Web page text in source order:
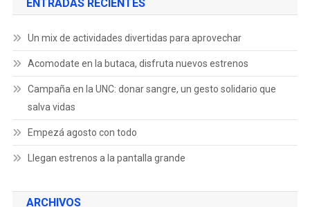
ENTRADAS RECIENTES
Un mix de actividades divertidas para aprovechar
Acomodate en la butaca, disfruta nuevos estrenos
Campaña en la UNC: donar sangre, un gesto solidario que
salva vidas
Empezá agosto con todo
Llegan estrenos a la pantalla grande
ARCHIVOS